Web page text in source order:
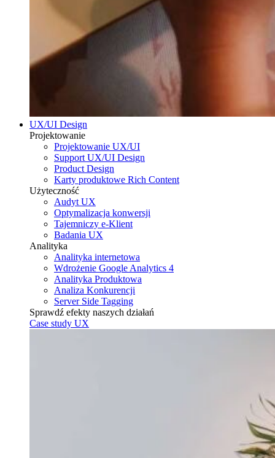
UX/UI Design
Projektowanie
Projektowanie UX/UI
Support UX/UI Design
Product Design
Karty produktowe Rich Content
Użyteczność
Audyt UX
Optymalizacja konwersji
Tajemniczy e-Klient
Badania UX
Analityka
Analityka internetowa
Wdrożenie Google Analytics 4
Analityka Produktowa
Analiza Konkurencji
Server Side Tagging
Sprawdź efekty naszych działań
Case study UX